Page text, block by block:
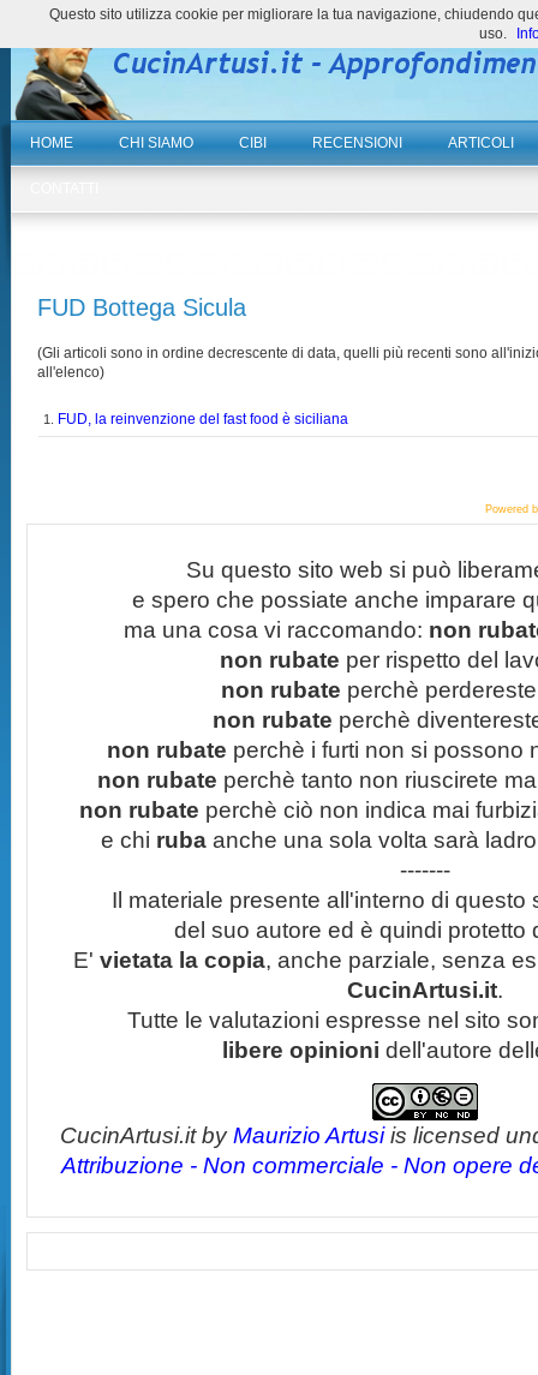
HOME CHI SIAMO CIBI RECENSIONI ARTICOLI
FUD Bottega Sicula
(Gli articoli sono in ordine decrescente di data, quelli più recenti sono
all'elenco)
1. FUD, la reinvenzione del fast food è siciliana
Powered
Su questo sito web si può
e spero che possiate anche imparare
ma una cosa vi raccomando: non
non rubate per rispetto del
non rubate perchè
non rubate perchè
non rubate perchè i furti non si possono
non rubate perchè tanto non riuscirete
non rubate perchè ciò non indica mai
e chi ruba anche una sola volta sarà
-------
Il materiale presente all'interno di questo
del suo autore ed è quindi protetto
E' vietata la copia, anche parziale, senza
CucinArtusi.it.
Tutte le valutazioni espresse nel sito
libere opinioni dell'autore
CucinArtusi.itbyMaurizio Artusiis licensed
Attribuzione - Non commerciale - Non opere
Questo sito utilizza cookie per migliorare la tua navigazione, chiudendo
uso.